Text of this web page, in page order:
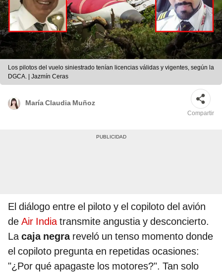
Los pilotos del vuelo siniestrado tenían licencias válidas y vigentes, según la
DGCA. | Jazmín Ceras
María Claudia Muñoz
Compartir
El diálogo entre el piloto y el copiloto del avión
de Air Indiatransmite angustia y desconcierto.
Lacaja negrareveló un tenso momento donde
el copiloto pregunta en repetidas ocasiones:
"¿Por qué apagaste los motores?". Tan solo